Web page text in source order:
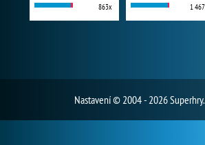
863x 1
Nastavení© 2004 - 2026